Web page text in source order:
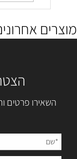
מוצרים
השאירו פרטים